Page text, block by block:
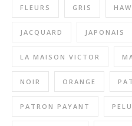
FLEURS GRIS
JACQUARD JAPONAIS
LA MAISON VICTOR
NOIR ORANGE
PATRON PAYANT